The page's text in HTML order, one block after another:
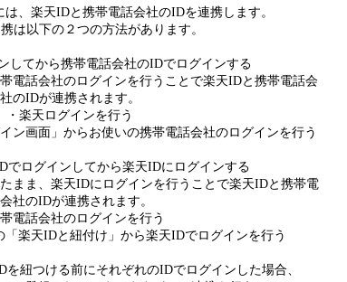
、楽天IDと携帯電話会社のIDを連携します。
は以下の２つの方法があります。
してから携帯電話会社のIDでログインする
電話会社のログインを行うことで楽天IDと携帯電話会
社のIDが連携されます。
・楽天ログインを行う
ン画面」からお使いの携帯電話会社のログインを行う
でログインしてから楽天IDにログインする
まま、楽天IDにログインを行うことで楽天IDと携帯電
社のIDが連携されます。
帯電話会社のログインを行う
「楽天IDと紐付け」から楽天IDでログインを行う
紐つける前にそれぞれのIDでログインした場合、